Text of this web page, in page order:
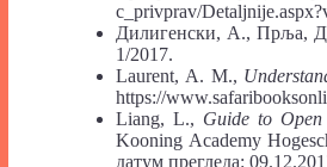
c_privprav/
Дилигенски, А., Прља,
1/2017.
Laurent, A. M.,
https://
Liang, L., Guide to Open
Kooning Academy
датум прегледа: